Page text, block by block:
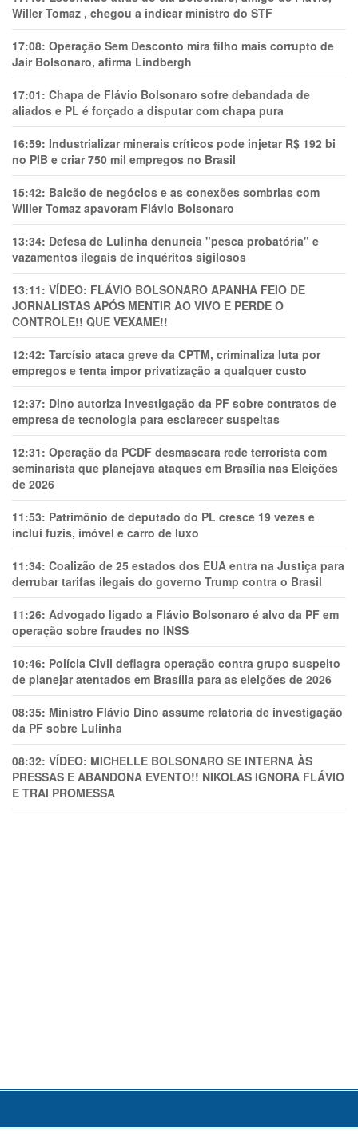
Willer Tomaz , chegou a indicar ministro do STF
17:08: Operação Sem Desconto mira filho mais corrupto de
Jair Bolsonaro, afirma Lindbergh
17:01: Chapa de Flávio Bolsonaro sofre debandada de
aliados e PL é forçado a disputar com chapa pura
16:59: Industrializar minerais críticos pode injetar R$ 192 bi
no PIB e criar 750 mil empregos no Brasil
15:42: Balcão de negócios e as conexões sombrias com
Willer Tomaz apavoram Flávio Bolsonaro
13:34: Defesa de Lulinha denuncia "pesca probatória" e
vazamentos ilegais de inquéritos sigilosos
13:11: VÍDEO: FLÁVIO BOLSONARO APANHA FEIO DE
JORNALISTAS APÓS MENTIR AO VIVO E PERDE O
CONTROLE!! QUE VEXAME!!
12:42: Tarcísio ataca greve da CPTM, criminaliza luta por
empregos e tenta impor privatização a qualquer custo
12:37: Dino autoriza investigação da PF sobre contratos de
empresa de tecnologia para esclarecer suspeitas
12:31: Operação da PCDF desmascara rede terrorista com
seminarista que planejava ataques em Brasília nas Eleições
de 2026
11:53: Patrimônio de deputado do PL cresce 19 vezes e
inclui fuzis, imóvel e carro de luxo
11:34: Coalizão de 25 estados dos EUA entra na Justiça para
derrubar tarifas ilegais do governo Trump contra o Brasil
11:26: Advogado ligado a Flávio Bolsonaro é alvo da PF em
operação sobre fraudes no INSS
10:46: Polícia Civil deflagra operação contra grupo suspeito
de planejar atentados em Brasília para as eleições de 2026
08:35: Ministro Flávio Dino assume relatoria de investigação
da PF sobre Lulinha
08:32: VÍDEO: MICHELLE BOLSONARO SE INTERNA ÀS
PRESSAS E ABANDONA EVENTO!! NIKOLAS IGNORA FLÁVIO
E TRAl PROMESSA